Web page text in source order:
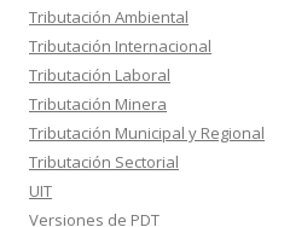
Tributación Ambiental
Tributación Internacional
Tributación Laboral
Tributación Minera
Tributación Municipal y Regional
Tributación Sectorial
UIT
Versiones de PDT